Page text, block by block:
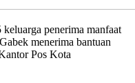
penerima manfaat
menerima bantuan
Pos Kota